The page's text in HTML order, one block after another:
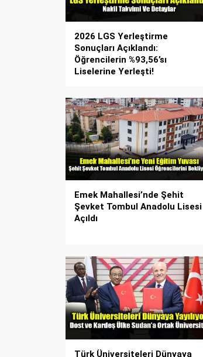
2026 LGS Yerleştirme
Sonuçları Açıklandı:
Öğrencilerin %93,56’sı
Liselerine Yerleşti!
Emek Mahallesi’nde Şehit
Şevket Tombul Anadolu Lisesi
Açıldı
Türk Üniversiteleri Dünyaya